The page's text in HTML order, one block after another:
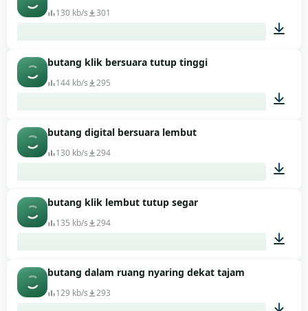
130 kb/s 301
butang klik bersuara tutup tinggi
144 kb/s 295
butang digital bersuara lembut
130 kb/s 294
butang klik lembut tutup segar
135 kb/s 294
butang dalam ruang nyaring dekat tajam
129 kb/s 293